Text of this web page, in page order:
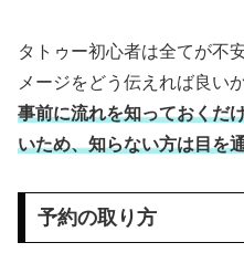
タトゥー初心者は全てが不
メージをどう伝えれば良い
事前に流れを知っておくだ
いため、知らない方は目を
予約の取り方